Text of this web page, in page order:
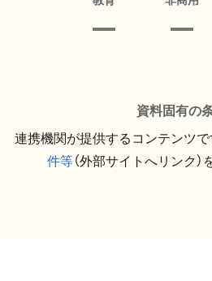
資料固有の
連携機関が提供するコンテンツで
件等（外部サイトへリンク）